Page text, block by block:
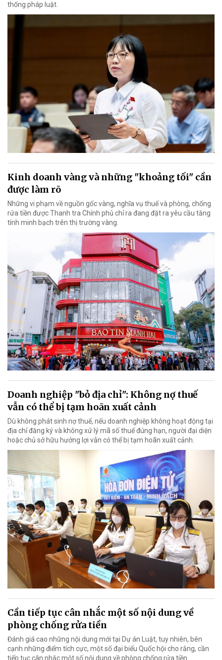
thống pháp luật.
Kinh doanh vàng và những "khoảng tối" cần
được làm rõ
Những vi phạm về nguồn gốc vàng, nghĩa vụ thuế và phòng, chống
rửa tiền được Thanh tra Chính phủ chỉ ra đang đặt ra yêu cầu tăng
tính minh bạch trên thị trường vàng.
Doanh nghiệp "bỏ địa chỉ": Không nợ thuế
vẫn có thể bị tạm hoãn xuất cảnh
Dù không phát sinh nợ thuế, nếu doanh nghiệp không hoạt động tại
địa chỉ đăng ký và không xử lý mã số thuế đúng hạn, người đại diện
hoặc chủ sở hữu hưởng lợi vẫn có thể bị tạm hoãn xuất cảnh.
Cần tiếp tục cân nhắc một số nội dung về
phòng chống rửa tiền
Đánh giá cao những nội dung mới tại Dự án Luật, tuy nhiên, bên
cạnh những điểm tích cực, một số đại biểu Quốc hội cho rằng, cần
tiếp tục cân nhắc một số nội dung về phòng chống rửa tiền.